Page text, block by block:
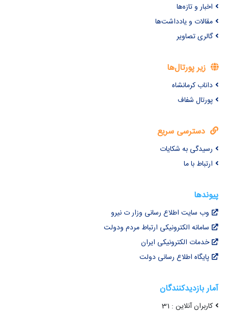
اخبار و تازه‌ها
مقالات و یادداشت‌ها
گالری تصاویر
زیر پورتال‌ها
داناب کرمانشاه
پورتال شفاف
دسترسی سریع
رسیدگی به شکایات
ارتباط با ما
پیوندها
وب سایت اطلاع رسانی وزار ت نیرو
سامانه الکترونیکی ارتباط مردم ودولت
خدمات الکترونیکی ایران
پایگاه اطلاع رسانی دولت
آمار بازدیدکنندگان
کاربران آنلاین : 31